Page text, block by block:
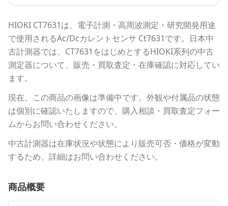
HIOKI CT7631は、電子計測・高周波測定・研究開発用途
で使用されるAc/Dcカレントセンサ Ct7631です。 日本中
古計測器では、 CT7631 をはじめとするHIOKI系列の中古
測定器について、販売・買取査定・在庫確認に対応してい
ます。
現在、この商品の画像は準備中です。外観や付属品の状態
は個別に確認いたしますので、購入相談・買取査定フォー
ムからお問い合わせください。
中古計測器は在庫状況や状態により販売可否・価格が変動
するため、詳細はお問い合わせください。
商品概要